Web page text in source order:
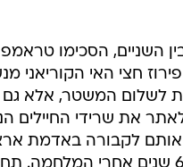
השניים, הסכימו טראמפ
חצי האי הקוריאני
לשלום המשטר, אלא גם
לאתר את שרידי החיילים
לקבורה באדמת